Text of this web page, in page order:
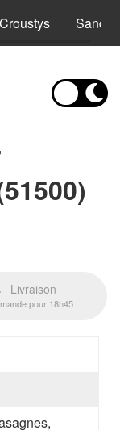
Livraison
pour 18h45